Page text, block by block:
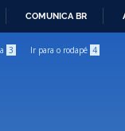
COMUNICA BR
3 Ir para o rodapé 4